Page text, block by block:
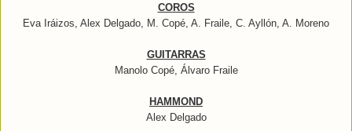
COROS
Eva Iráizos, Alex Delgado, M. Copé, A. Fraile, C. Ayllón, A. Moreno
GUITARRAS
Manolo Copé, Álvaro Fraile
HAMMOND
Alex Delgado